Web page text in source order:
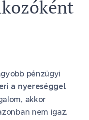
pénzügyi
a nyereséggel.
akkor
nem igaz.